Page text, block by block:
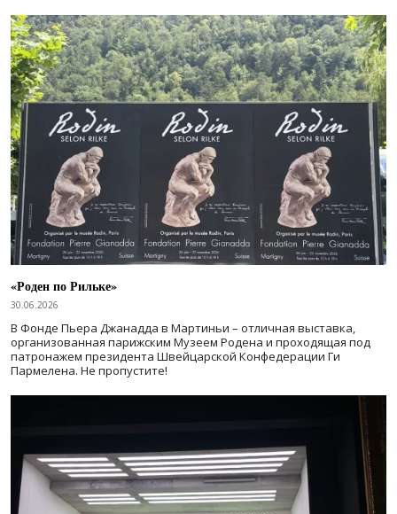
«Роден по Рильке»
30.06.2026
В Фонде Пьера Джанадда в Мартиньи – отличная выставка,
организованная парижским Музеем Родена и проходящая под
патронажем президента Швейцарской Конфедерации Ги
Пармелена. Не пропустите!